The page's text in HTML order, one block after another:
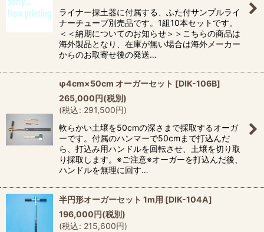
ライナー採土器に付属する、ふた付サンプルライ
ナーチューブ別売品です。1組10本セットです。
＜＜納期についてのお知らせ＞＞こちらの商品は
海外製品となり、在庫が無い場合は海外メーカー
からのお取寄せ後の発送…
φ4cm×50cm オーガーセット [DIK-106B]
265,000円(税別)
(税込: 291,500円)
軟らかい土壌を50cmの深さまで採取するオーガ
ーです。付属のハンマーで50cmまで打込んだ
ら、打込み用ハンドルを回転させ、土壌を切り取
り採取します。※ご注意※オーガーを打込んだ後、
ハンドルを無理に回す…
半円形オーガーセット 1m用 [DIK-104A]
196,000円(税別)
(税込: 215,600円)